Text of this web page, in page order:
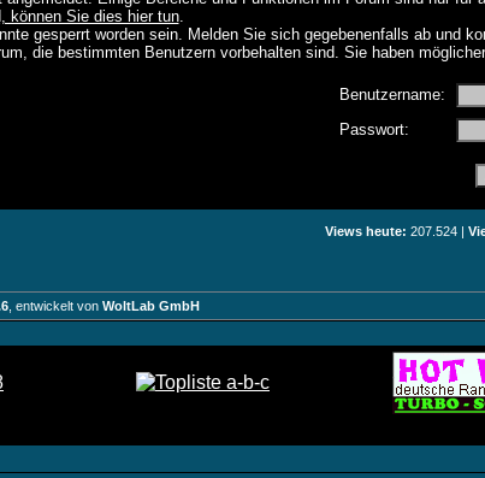
können Sie dies hier tun.
gesperrt worden sein. Melden Sie sich gegebenenfalls ab und
die bestimmten Benutzern vorbehalten sind. Sie haben
Benutzername:
Passwort:
Views heute: 207.524 |
, entwickelt von WoltLab GmbH